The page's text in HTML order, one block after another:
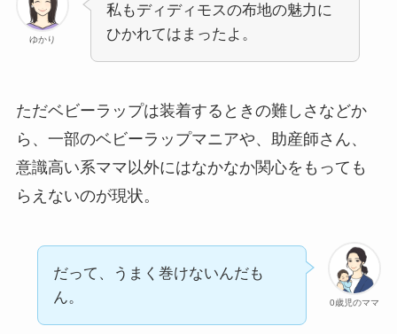
ゆかり
私もディディモスの布地の魅力に
ひかれてはまったよ。
ただベビーラップは装着するときの難しさなどか
ら、一部のベビーラップマニアや、助産師さん、
意識高い系ママ以外にはなかなか関心をもっても
らえないのが現状。
0歳児のママ
だって、うまく巻けないんだも
ん。